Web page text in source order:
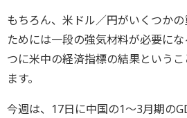
もちろん、米ドル／円がいくつか
ためには一段の強気材料が必要に
つに米中の経済指標の結果という
ます。
今週は、17日に中国の1～3月期の